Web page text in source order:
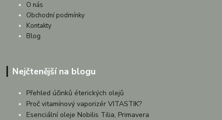
O nás
Obchodní podmínky
Kontakty
Blog
Nejčtenější na blogu
Přehled účinků éterických olejů
Proč vitamínový vaporizér VITASTIK?
Esenciální oleje Nobilis Tilia, Primavera